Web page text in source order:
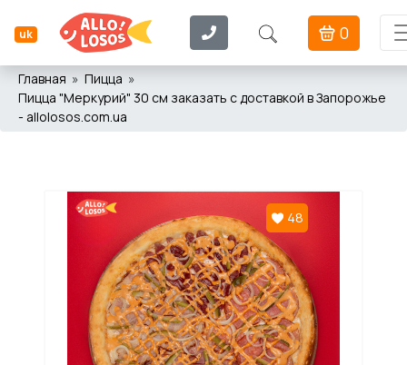
uk 0
Главная
Пицца
Пицца "Меркурий" 30 см заказать с доставкой в Запорожье
- allolosos.com.ua
48